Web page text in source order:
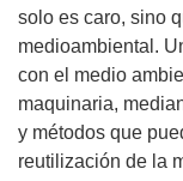
solo es caro, sino
medioambiental.
con el medio
maquinaria,
y métodos que
reutilización de la